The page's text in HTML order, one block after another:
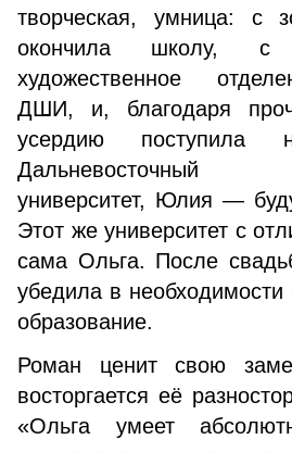
творческая, умница: с
окончила школу,
художественное
ДШИ, и, благодаря
усердию
Дальневосточный
университет, Юлия —
Этот же университет с
сама Ольга. После
убедила в
образование.
Роман ценит свою
восторгается её
«Ольга умеет